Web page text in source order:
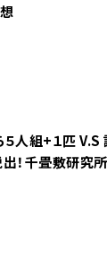
５人組+１匹
！千畳敷研究